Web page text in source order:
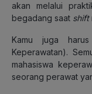
akan melalui
begadang saat shift
Kamu juga
Keperawatan).
mahasiswa
seorang perawat